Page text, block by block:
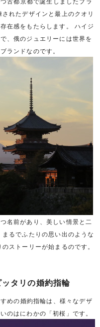
れたデザインと最上のクオリ
在感をもたらします。 ハイジ
、俄のジュエリーには世界を
ランドなのです。
名前があり、美しい情景と二
るでふたりの思い出のような
ストーリーが始まるのです。
タリの婚約指輪
めの婚約指輪は、様々なデザ
のはにわかの「初桜」です。